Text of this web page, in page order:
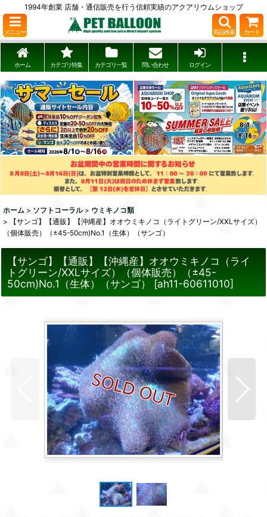
1994年創業 店舗・通信販売を行う信頼実績のアクアリウムショップ
メニュー 商品検索 カート
ホーム カテゴリ特集 カテゴリ一覧 問い合わせ ログイン
ホーム > ソフトコーラル > ウミキノコ類
>
【サンゴ】【通販】【沖縄産】オオウミキノコ（ライトグリーン/XXLサイズ）
（個体販売）（±45-50cm)No.1（生体）（サンゴ）
【サンゴ】【通販】【沖縄産】オオウミキノコ（ライ
トグリーン/XXLサイズ）（個体販売）（±45-
50cm)No.1（生体）（サンゴ）
[ah11-60611010]